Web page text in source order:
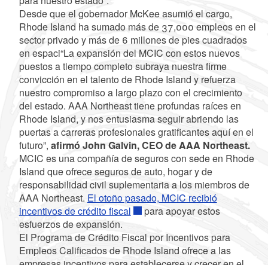
Desde que el gobernador McKee asumió el cargo,
Rhode Island ha sumado más de 37,000 empleos en el
sector privado y más de 6 millones de pies cuadrados
en espaci“La expansión del MCIC con estos nuevos
puestos a tiempo completo subraya nuestra firme
convicción en el talento de Rhode Island y refuerza
nuestro compromiso a largo plazo con el crecimiento
del estado. AAA Northeast tiene profundas raíces en
Rhode Island, y nos entusiasma seguir abriendo las
puertas a carreras profesionales gratificantes aquí en el
futuro”, afirmó John Galvin, CEO de AAA Northeast.
MCIC es una compañía de seguros con sede en Rhode
Island que ofrece seguros de auto, hogar y de
responsabilidad civil suplementaria a los miembros de
AAA Northeast. El otoño pasado, MCIC recibió
incentivos de crédito fiscal
para apoyar estos
esfuerzos de expansión.
El Programa de Crédito Fiscal por Incentivos para
Empleos Calificados de Rhode Island ofrece a las